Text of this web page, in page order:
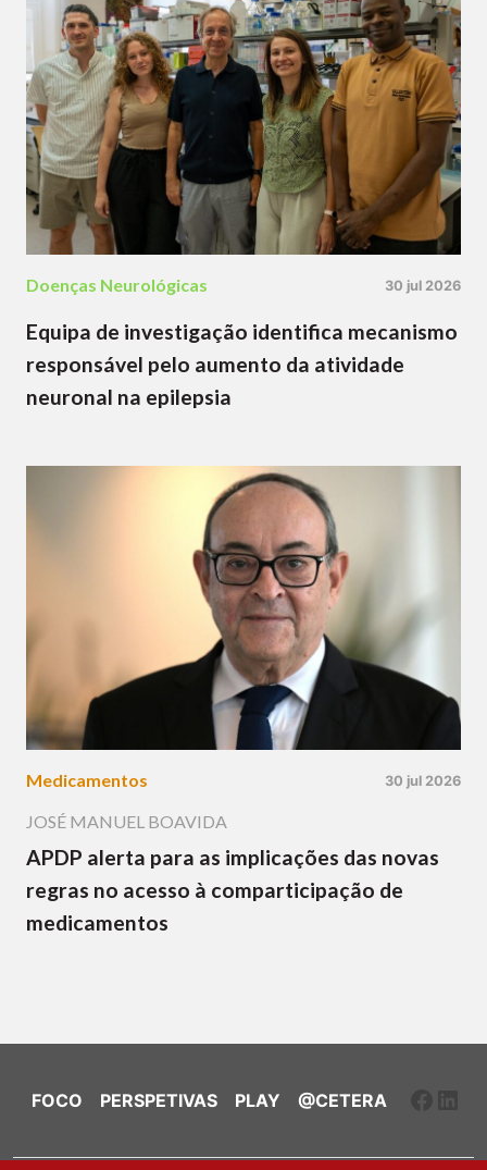
Doenças Neurológicas 30 jul 2026
Equipa de investigação identifica mecanismo
responsável pelo aumento da atividade
neuronal na epilepsia
Medicamentos 30 jul 2026
JOSÉ MANUEL BOAVIDA
APDP alerta para as implicações das novas
regras no acesso à comparticipação de
medicamentos
FOCO PERSPETIVAS PLAY @CETERA